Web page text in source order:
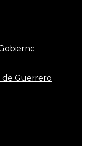
de Guerrero